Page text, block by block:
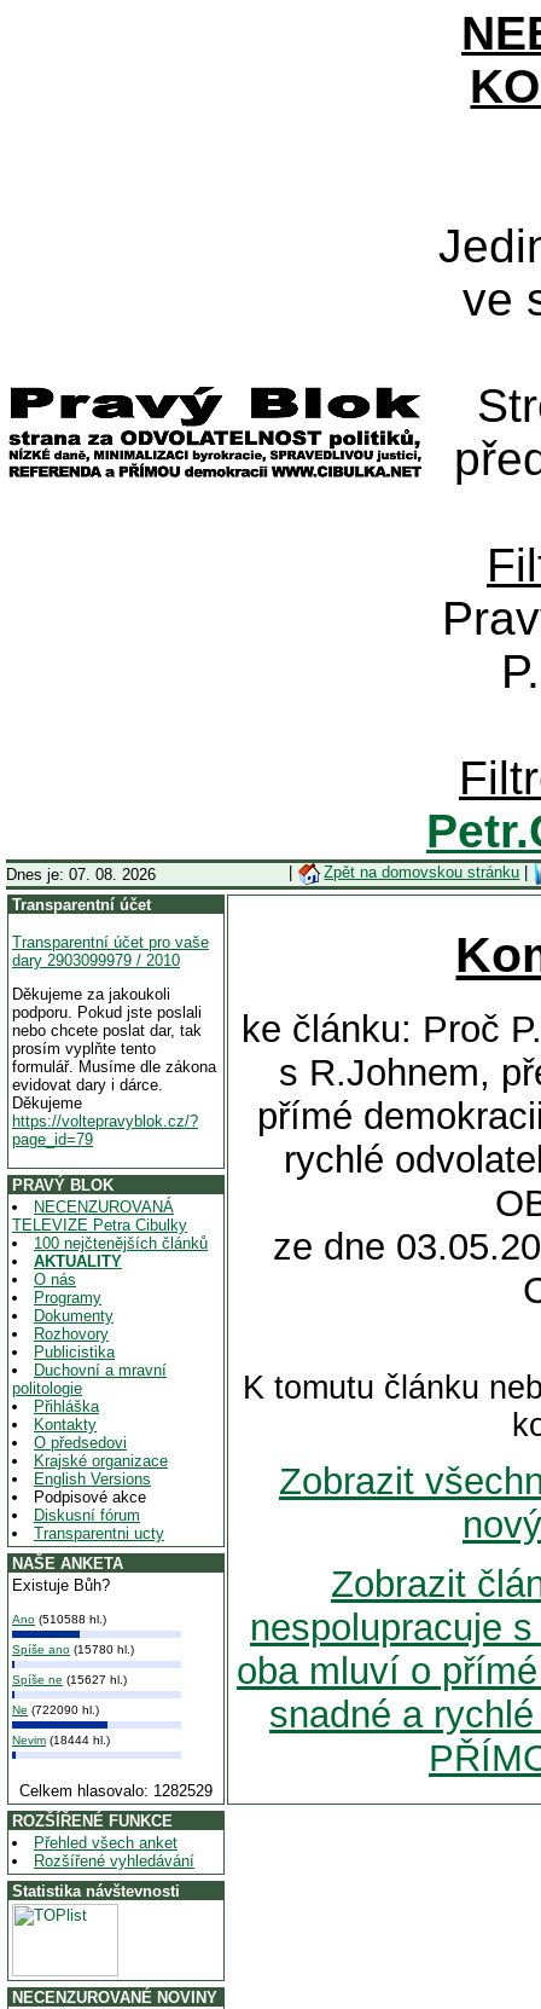
ve
Dnes je: 07. 08. 2026 Zpět na domovskou stránku
Transparentní účet
Transparentní účet pro vaše
dary 2903099979 / 2010
Děkujeme za jakoukoli
podporu. Pokud jste poslali
nebo chcete poslat dar, tak
prosím vyplňte tento
formulář. Musíme dle zákona
evidovat dary i dárce.
Děkujeme
https://voltepravyblok.cz/?
page_id=79
PRAVÝ BLOK
NECENZUROVANÁ
TELEVIZE Petra Cibulky
100 nejčtenějších článků
AKTUALITY
O nás
Programy
Dokumenty
Rozhovory
Publicistika
Duchovní a mravní
politologie
Přihláška
Kontakty
O předsedovi
Krajské organizace
English Versions
Podpisové akce
Diskusní fórum
Transparentni ucty
NAŠE ANKETA
Existuje Bůh?
Ano (510588 hl.)
Spíše ano (15780 hl.)
Spíše ne (15627 hl.)
Ne (722090 hl.)
Nevim (18444 hl.)
Celkem hlasovalo: 1282529
ROZŠÍŘENÉ FUNKCE
Přehled všech anket
Rozšířené vyhledávání
Statistika návštevnosti
NECENZUROVANÉ NOVINY
ke článku: Proč
s R.Johnem,
přímé
rychlé
ze dne
K tomutu článku
Zobrazit
Zobrazit
nespolupracuje
oba mluví o
snadné a